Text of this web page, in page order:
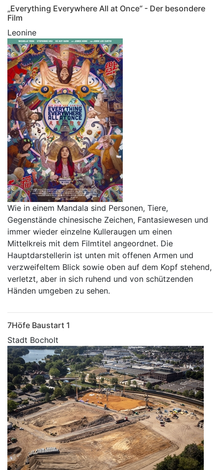
„Everything Everywhere All at Once“ - Der besondere
Film
Leonine
Wie in einem Mandala sind Personen, Tiere,
Gegenstände chinesische Zeichen, Fantasiewesen und
immer wieder einzelne Kulleraugen um einen
Mittelkreis mit dem Filmtitel angeordnet. Die
Hauptdarstellerin ist unten mit offenen Armen und
verzweifeltem Blick sowie oben auf dem Kopf stehend,
verletzt, aber in sich ruhend und von schützenden
Händen umgeben zu sehen.
7Höfe Baustart 1
Stadt Bocholt